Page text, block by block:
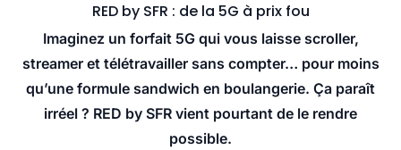
RED by SFR : de la 5G à prix fou
Imaginez un forfait 5G qui vous laisse scroller,
streamer et télétravailler sans compter… pour moins
qu’une formule sandwich en boulangerie. Ça paraît
irréel ? RED by SFR vient pourtant de le rendre
possible.